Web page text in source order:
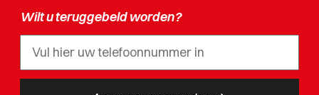
Wilt u teruggebeld worden?